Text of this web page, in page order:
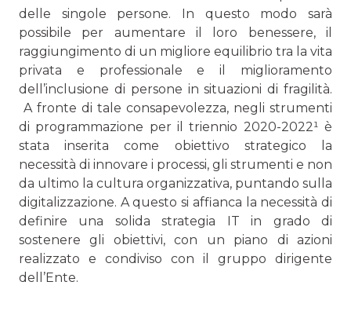
delle singole persone. In questo modo sarà
possibile per aumenta­re il loro benessere, il
raggiungimento di un migliore equi­librio tra la vita
privata e professionale e il miglioramento
dell’inclusione di persone in situazioni di fragilità.
A fronte di tale consapevolezza, negli strumenti
di program­mazione per il triennio 2020-2022¹ è
stata inserita come obiettivo strategico la
necessità di innovare i processi, gli strumenti e non
da ultimo la cultura organizzativa, puntan­do sulla
digitalizzazione. A questo si affianca la necessità di
definire una solida strategia IT in grado di
sostenere gli obiettivi, con un piano di azioni
realizzato e condiviso con il gruppo dirigente
dell’Ente.